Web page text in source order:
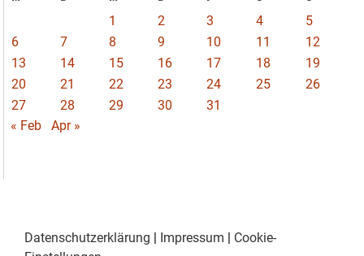
1 2 3 4
5
6
7 8 9 10 11
12
13
14 15 16 17 18
19
20
21 22 23 24 25
26
27
28 29 30
31
« Feb
Apr »
Datenschutzerklärung Impressum
Cookie-